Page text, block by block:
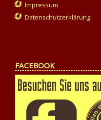
Impressum
Datenschutzerklärung
FACEBOOK